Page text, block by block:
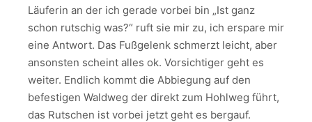
Läuferin an der ich gerade vorbei bin „Ist ganz
schon rutschig was?“ ruft sie mir zu, ich erspare mir
eine Antwort. Das Fußgelenk schmerzt leicht, aber
ansonsten scheint alles ok. Vorsichtiger geht es
weiter. Endlich kommt die Abbiegung auf den
befestigen Waldweg der direkt zum Hohlweg führt,
das Rutschen ist vorbei jetzt geht es bergauf.